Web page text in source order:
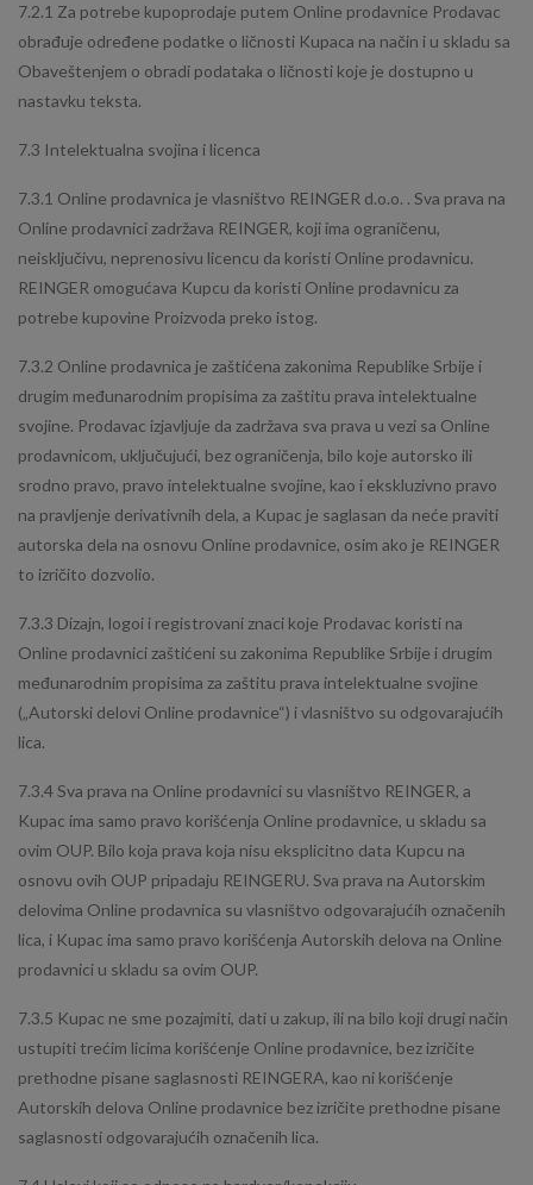
7.2.1 Za potrebe kupoprodaje putem Online prodavnice Prodavac
obrađuje određene podatke o ličnosti Kupaca na način i u skladu sa
Obaveštenjem o obradi podataka o ličnosti koje je dostupno u
nastavku teksta.
7.3 Intelektualna svojina i licenca
7.3.1 Online prodavnica je vlasništvo REINGER d.o.o. . Sva prava na
Online prodavnici zadržava REINGER, koji ima ograničenu,
neisključivu, neprenosivu licencu da koristi Online prodavnicu.
REINGER omogućava Kupcu da koristi Online prodavnicu za
potrebe kupovine Proizvoda preko istog.
7.3.2 Online prodavnica je zaštićena zakonima Republike Srbije i
drugim međunarodnim propisima za zaštitu prava intelektualne
svojine. Prodavac izjavljuje da zadržava sva prava u vezi sa Online
prodavnicom, uključujući, bez ograničenja, bilo koje autorsko ili
srodno pravo, pravo intelektualne svojine, kao i ekskluzivno pravo
na pravljenje derivativnih dela, a Kupac je saglasan da neće praviti
autorska dela na osnovu Online prodavnice, osim ako je REINGER
to izričito dozvolio.
7.3.3 Dizajn, logoi i registrovani znaci koje Prodavac koristi na
Online prodavnici zaštićeni su zakonima Republike Srbije i drugim
međunarodnim propisima za zaštitu prava intelektualne svojine
(„Autorski delovi Online prodavnice“) i vlasništvo su odgovarajućih
lica.
7.3.4 Sva prava na Online prodavnici su vlasništvo REINGER, a
Kupac ima samo pravo korišćenja Online prodavnice, u skladu sa
ovim OUP. Bilo koja prava koja nisu eksplicitno data Kupcu na
osnovu ovih OUP pripadaju REINGERU. Sva prava na Autorskim
delovima Online prodavnica su vlasništvo odgovarajućih označenih
lica, i Kupac ima samo pravo korišćenja Autorskih delova na Online
prodavnici u skladu sa ovim OUP.
7.3.5 Kupac ne sme pozajmiti, dati u zakup, ili na bilo koji drugi način
ustupiti trećim licima korišćenje Online prodavnice, bez izričite
prethodne pisane saglasnosti REINGERA, kao ni korišćenje
Autorskih delova Online prodavnice bez izričite prethodne pisane
saglasnosti odgovarajućih označenih lica.